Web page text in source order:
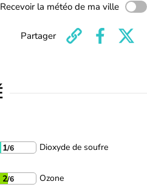
Recevoir la météo de ma ville
Partager
1/6 Dioxyde de soufre
2/6 Ozone